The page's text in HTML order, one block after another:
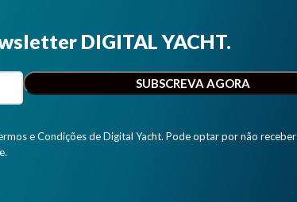
DIGITAL YACHT.
e Condições de Digital Yacht. Pode optar por não receber